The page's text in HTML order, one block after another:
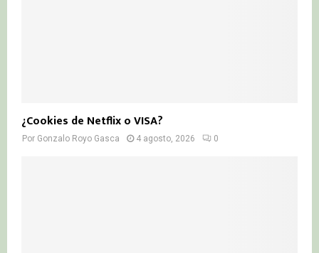
¿Cookies de Netflix o VISA?
Por Gonzalo Royo Gasca 4 agosto, 2026 0